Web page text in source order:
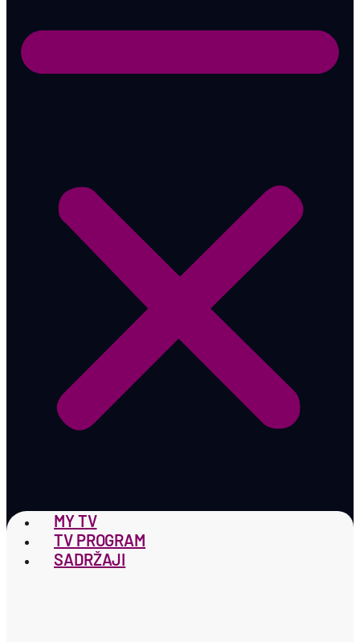
MY TV
TV PROGRAM
SADRŽAJI